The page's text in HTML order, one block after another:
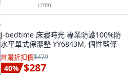
(209)
J-bedtime 床寢時光 專業防護100%防
水平單式保潔墊 YY6843M, 個性藍條
首購折扣價$479
40% $287